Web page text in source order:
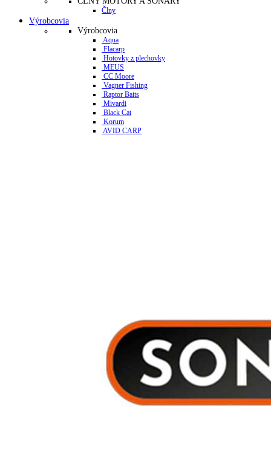
Člny
Výrobcovia
Výrobcovia
Aqua
Flacarp
Hotovky z plechovky
MEUS
CC Moore
Vagner Fishing
Raptor Baits
Mivardi
Black Cat
Korum
AVID CARP